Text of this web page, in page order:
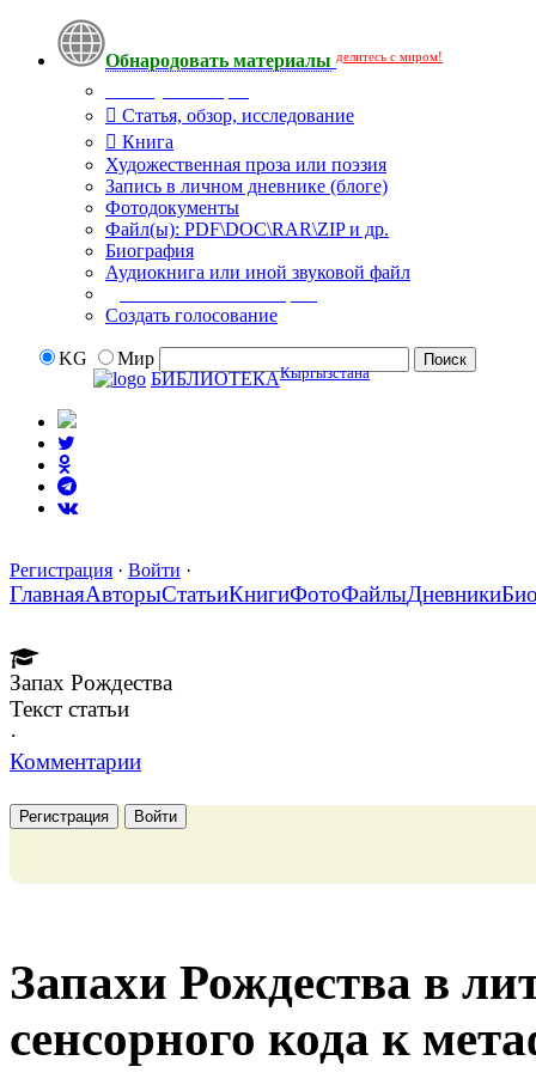
Обнародовать материалы делитесь с миром!
Статья, обзор, исследование
Книга
Художественная проза или поэзия
Запись в личном дневнике (блоге)
Фотодокументы
Файл(ы): PDF\DOC\RAR\ZIP и др.
Биография
Аудиокнига или иной звуковой файл
Создать голосование
KG
Мир
БИБЛИОТЕКАКыргызстана
Регистрация · Войти ·
ГлавнаяАвторыСтатьиКнигиФотоФайлыДневники
Запах Рождества
Текст статьи
·
Комментарии
Регистрация Войти
Запахи Рождества в
сенсорного кода к